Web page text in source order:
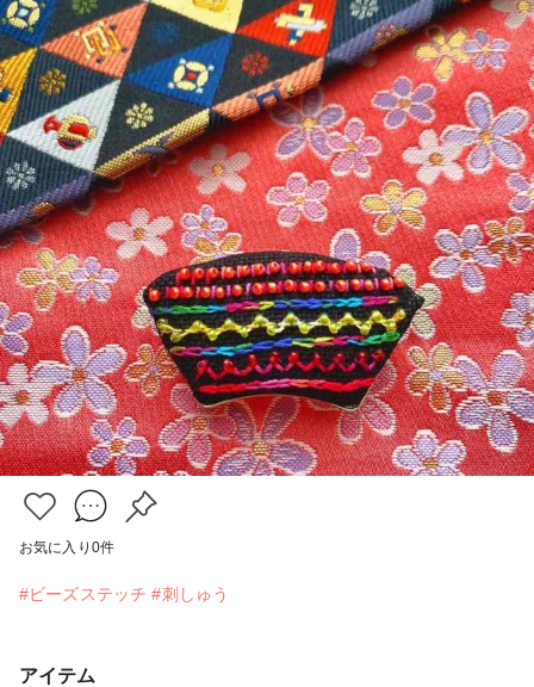
お気に入り 0件
#ビーズステッチ #刺しゅう
アイテム